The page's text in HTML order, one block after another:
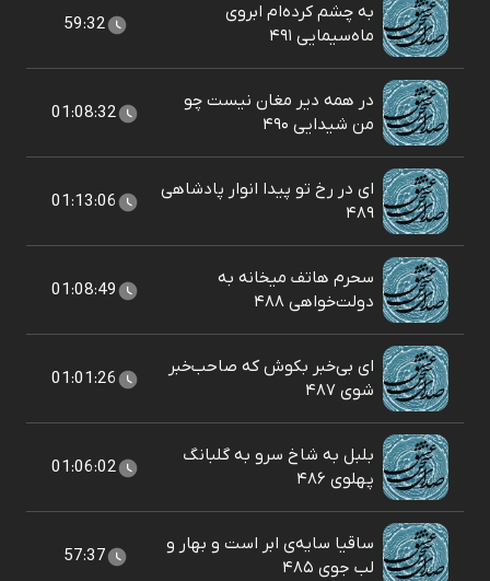
به چشم کرده‌ام ابروی
ماه‌سیمایی ۴۹۱
59:32
در همه دیر مغان نیست چو
من شیدایی ۴۹۰
01:08:32
ای در رخ تو پیدا انوار پادشاهی
۴۸۹
01:13:06
سحرم هاتف میخانه به
دولت‌خواهی ۴۸۸
01:08:49
ای بی‌خبر بکوش که صاحب‌خبر
شوی ۴۸۷
01:01:26
بلبل به شاخ سرو به گلبانگ
پهلوی ۴۸۶
01:06:02
ساقیا سایه‌ی ابر است و بهار و
لب جوی ۴۸۵
57:37